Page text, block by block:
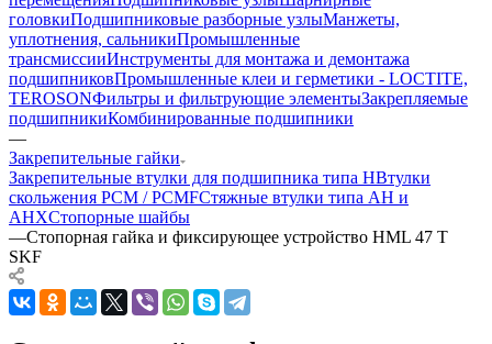
головкиПодшипниковые разборные узлыМанжеты,
уплотнения, сальникиПромышленные
трансмиссииИнструменты для монтажа и демонтажа
подшипниковПромышленные клеи и герметики - LOCTITE,
TEROSONФильтры и фильтрующие элементыЗакрепляемые
подшипникиКомбинированные подшипники
—
Закрепительные гайки
Закрепительные втулки для подшипника типа HВтулки
скольжения PCM / PCMFСтяжные втулки типа AH и
AHXСтопорные шайбы
—Стопорная гайка и фиксирующее устройство HML 47 T
SKF